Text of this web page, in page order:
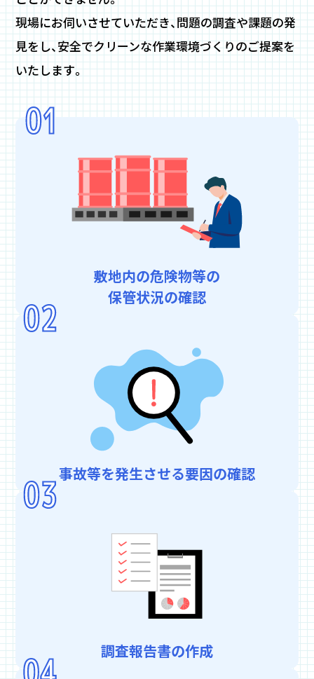
現場にお伺いさせていただき、問題の調査や課題の発
見をし、安全でクリーンな作業環境づくりのご提案を
いたします。
敷地内の危険物等の
保管状況の確認
事故等を発生させる要因の確認
調査報告書の作成